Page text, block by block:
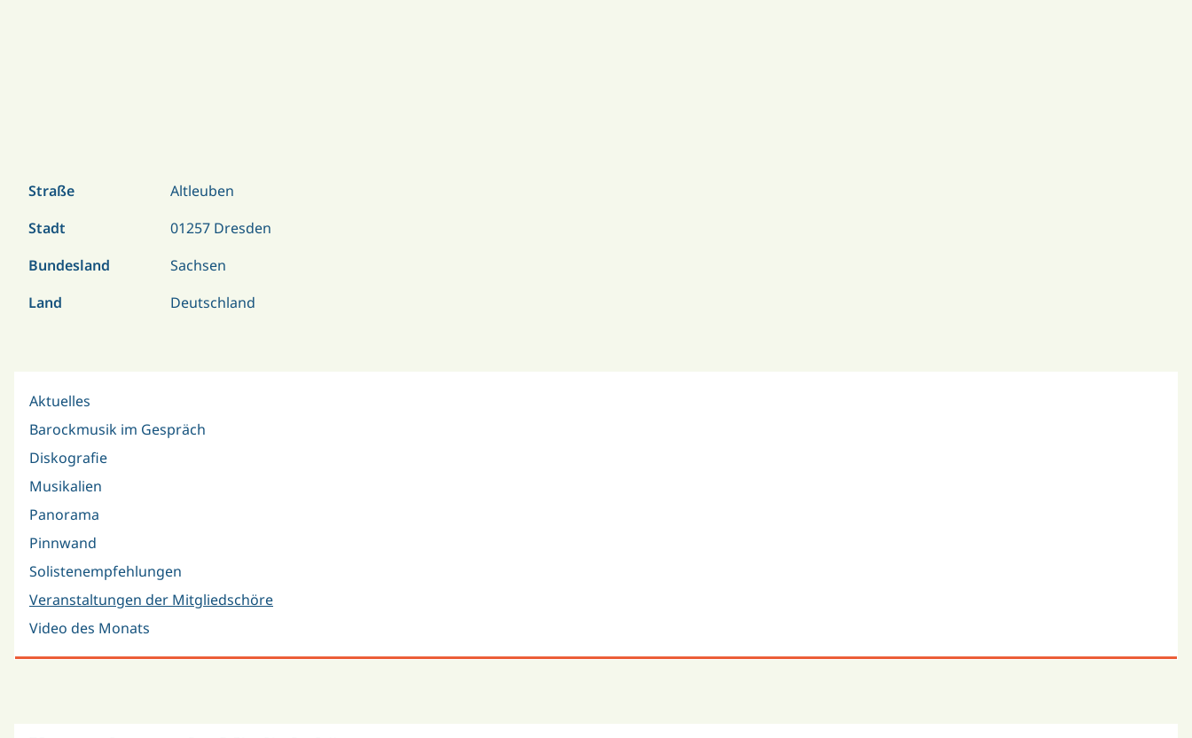
Straße
Altleuben
Stadt
01257 Dresden
Bundesland
Sachsen
Land
Deutschland
Aktuelles
Barockmusik im Gespräch
Diskografie
Musikalien
Panorama
Pinnwand
Solistenempfehlungen
Veranstaltungen der Mitgliedschöre
Video des Monats